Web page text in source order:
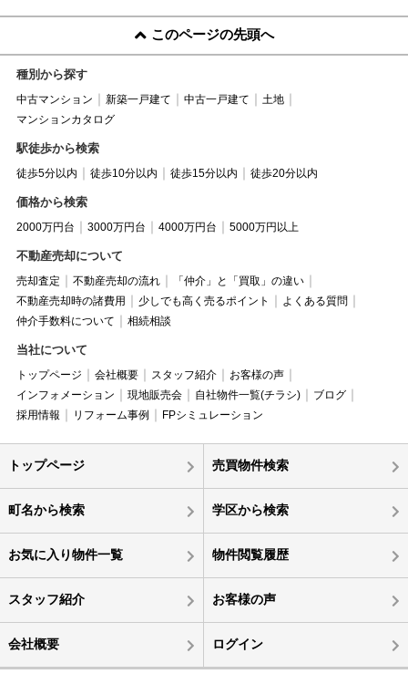
このページの先頭へ
種別から探す
中古マンション 新築一戸建て 中古一戸建て
土地
マンションカタログ
駅徒歩から検索
徒歩5分以内 徒歩10分以内 徒歩15分以内 徒歩20分以内
価格から検索
2000万円台 3000万円台 4000万円台 5000万円以上
不動産売却について
売却査定 不動産売却の流れ
「仲介」と「買取」の違い
不動産売却時の諸費用
少しでも高く売るポイント
よくある質問
仲介手数料について
相続相談
当社について
トップページ 会社概要 スタッフ紹介
お客様の声
インフォメーション
現地販売会 自社物件一覧(チラシ)
ブログ
採用情報
リフォーム事例 FPシミュレーション
トップページ 売買物件検索
町名から検索 学区から検索
お気に入り物件一覧 物件閲覧履歴
スタッフ紹介 お客様の声
会社概要 ログイン